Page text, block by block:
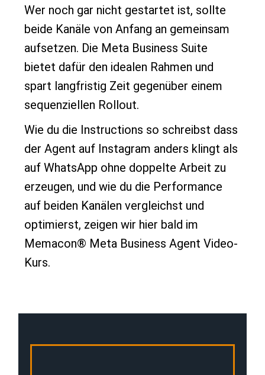
Wer noch gar nicht gestartet ist, sollte
beide Kanäle von Anfang an gemeinsam
aufsetzen. Die Meta Business Suite
bietet dafür den idealen Rahmen und
spart langfristig Zeit gegenüber einem
sequenziellen Rollout.
Wie du die Instructions so schreibst dass
der Agent auf Instagram anders klingt als
auf WhatsApp ohne doppelte Arbeit zu
erzeugen, und wie du die Performance
auf beiden Kanälen vergleichst und
optimierst, zeigen wir hier bald im
Memacon® Meta Business Agent Video-
Kurs.